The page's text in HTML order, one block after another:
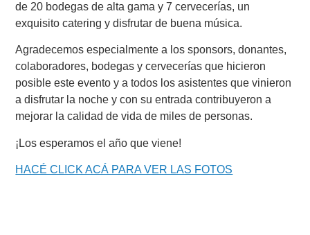
de 20 bodegas de alta gama y 7 cervecerías, un
exquisito catering y disfrutar de buena música.
Agradecemos especialmente a los sponsors, donantes,
colaboradores, bodegas y cervecerías que hicieron
posible este evento y a todos los asistentes que vinieron
a disfrutar la noche y con su entrada contribuyeron a
mejorar la calidad de vida de miles de personas.
¡Los esperamos el año que viene!
HACÉ CLICK ACÁ PARA VER LAS FOTOS